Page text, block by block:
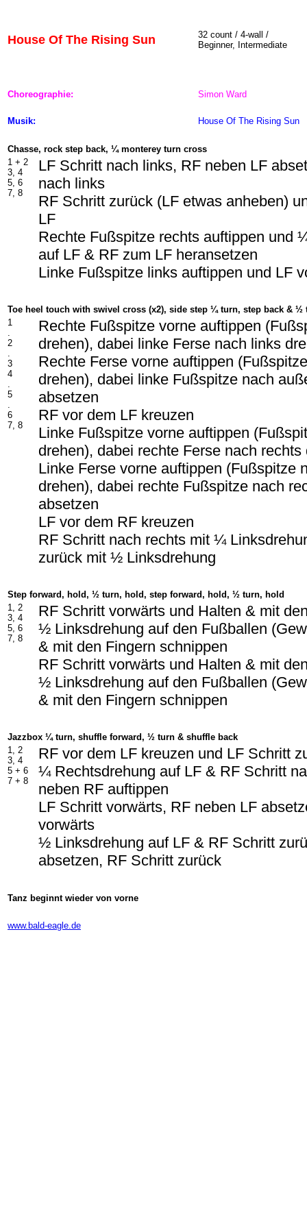
House Of The Rising Sun
32 count / 4-wall /
Beginner, Intermediate
Choreographie: Simon Ward
Musik: House Of The Rising Sun
Chasse, rock step back, ¼ monterey turn cross
1 + 2
3, 4
5, 6
7, 8
LF Schritt nach links, RF neben LF
nach links
RF Schritt zurück (LF etwas anheben)
LF
Rechte Fußspitze rechts auftippen und
auf LF & RF zum LF heransetzen
Linke Fußspitze links auftippen und LF
Toe heel touch with swivel cross (x2), side step ¼ turn, step back & ½
1
.
2
.
3
4
.
5
.
6
7, 8
Rechte Fußspitze vorne auftippen
drehen), dabei linke Ferse nach links
Rechte Ferse vorne auftippen
drehen), dabei linke Fußspitze nach
absetzen
RF vor dem LF kreuzen
Linke Fußspitze vorne auftippen
drehen), dabei rechte Ferse nach
Linke Ferse vorne auftippen (Fußspitze
drehen), dabei rechte Fußspitze nach
absetzen
LF vor dem RF kreuzen
RF Schritt nach rechts mit ¼
zurück mit ½ Linksdrehung
Step forward, hold, ½ turn, hold, step forward, hold, ½ turn, hold
1, 2
3, 4
5, 6
7, 8
RF Schritt vorwärts und Halten & mit
½ Linksdrehung auf den Fußballen
& mit den Fingern schnippen
RF Schritt vorwärts und Halten & mit
½ Linksdrehung auf den Fußballen
& mit den Fingern schnippen
Jazzbox ¼ turn, shuffle forward, ½ turn & shuffle back
1, 2
3, 4
5 + 6
7 + 8
RF vor dem LF kreuzen und LF Schritt
¼ Rechtsdrehung auf LF & RF Schritt
neben RF auftippen
LF Schritt vorwärts, RF neben LF
vorwärts
½ Linksdrehung auf LF & RF Schritt
absetzen, RF Schritt zurück
Tanz beginnt wieder von vorne
www.bald-eagle.de